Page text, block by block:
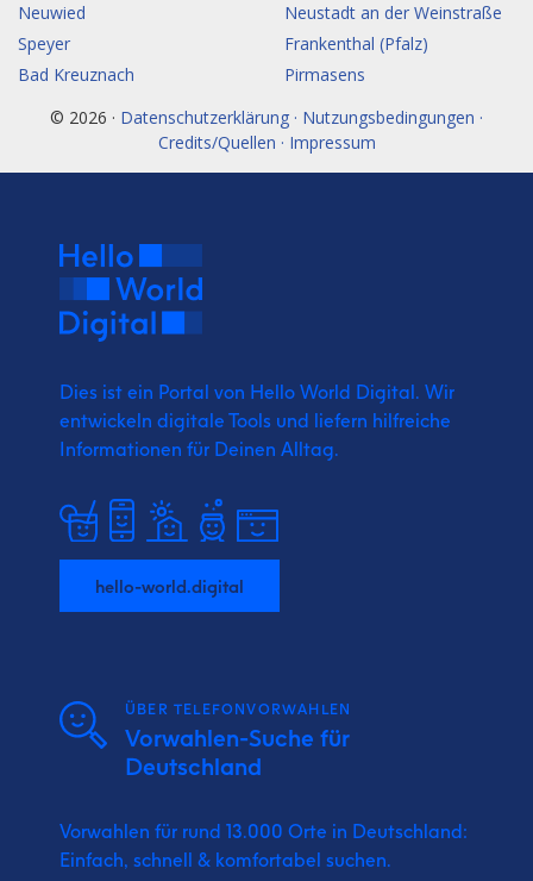
Neuwied
Neustadt an der Weinstraße
Speyer
Frankenthal (Pfalz)
Bad Kreuznach
Pirmasens
© 2026 · Datenschutzerklärung · Nutzungsbedingungen ·
Credits/Quellen · Impressum
Dies ist ein Portal von Hello World Digital. Wir
entwickeln digitale Tools und liefern hilfreiche
Informationen für Deinen Alltag.
hello-world.digital
ÜBER TELEFONVORWAHLEN
Vorwahlen-Suche für
Deutschland
Vorwahlen für rund 13.000 Orte in Deutschland:
Einfach, schnell & komfortabel suchen.